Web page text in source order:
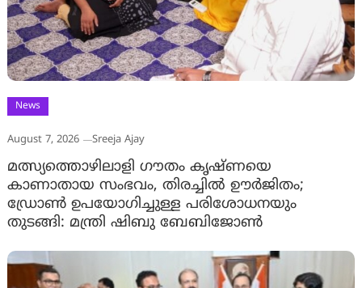
News
August 7, 2026 Sreeja Ajay
മത്സ്യത്തൊഴിലാളി ഗൗതം കൃഷ്ണയെ
കാണാതായ സംഭവം, തിരച്ചിൽ ഊർജിതം;
ഡ്രോണ്‍ ഉപയോഗിച്ചുള്ള പരിശോധനയും
തുടങ്ങി: മന്ത്രി ഷിബു ബേബിജോണ്‍